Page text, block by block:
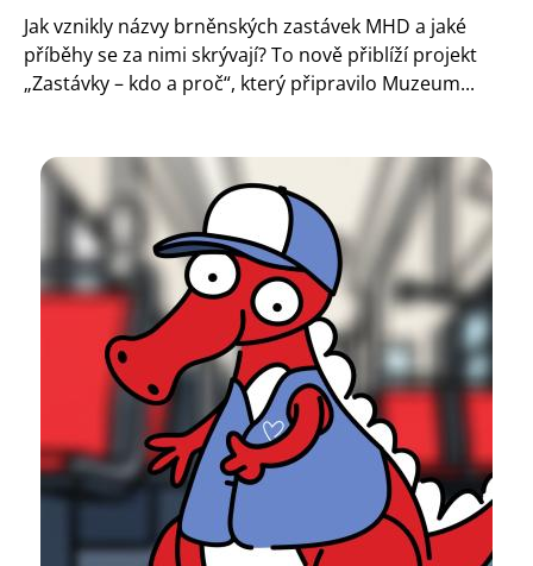
Jak vznikly názvy brněnských zastávek MHD a jaké
příběhy se za nimi skrývají? To nově přiblíží projekt
„Zastávky – kdo a proč“, který připravilo Muzeum...